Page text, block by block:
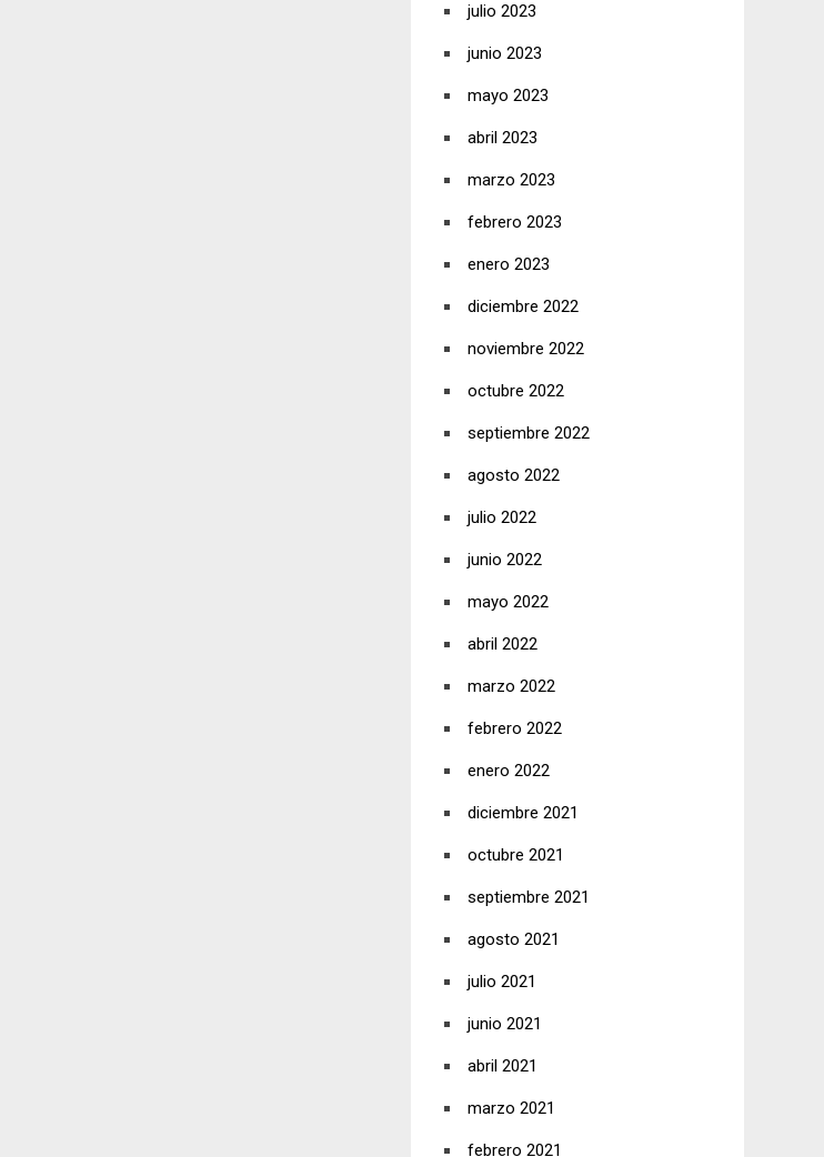
julio 2023
junio 2023
mayo 2023
abril 2023
marzo 2023
febrero 2023
enero 2023
diciembre 2022
noviembre 2022
octubre 2022
septiembre 2022
agosto 2022
julio 2022
junio 2022
mayo 2022
abril 2022
marzo 2022
febrero 2022
enero 2022
diciembre 2021
octubre 2021
septiembre 2021
agosto 2021
julio 2021
junio 2021
abril 2021
marzo 2021
febrero 2021